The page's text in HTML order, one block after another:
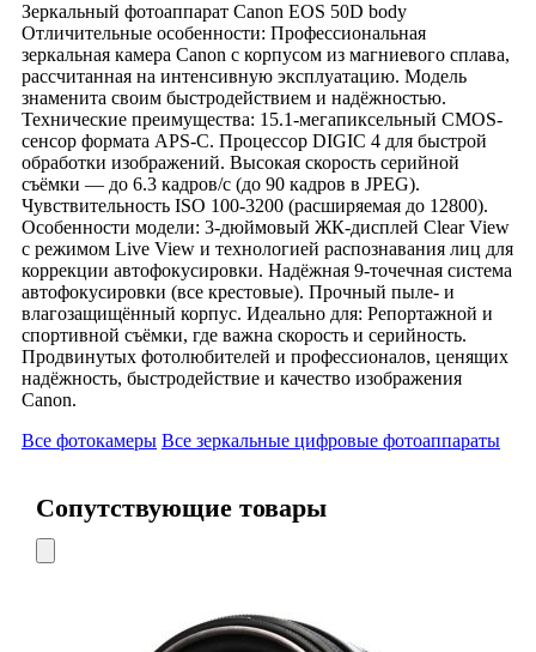
Зеркальный фотоаппарат Canon EOS 50D body
Отличительные особенности: Профессиональная
зеркальная камера Canon с корпусом из магниевого сплава,
рассчитанная на интенсивную эксплуатацию. Модель
знаменита своим быстродействием и надёжностью.
Технические преимущества: 15.1-мегапиксельный CMOS-
сенсор формата APS-C. Процессор DIGIC 4 для быстрой
обработки изображений. Высокая скорость серийной
съёмки — до 6.3 кадров/с (до 90 кадров в JPEG).
Чувствительность ISO 100-3200 (расширяемая до 12800).
Особенности модели: 3-дюймовый ЖК-дисплей Clear View
с режимом Live View и технологией распознавания лиц для
коррекции автофокусировки. Надёжная 9-точечная система
автофокусировки (все крестовые). Прочный пыле- и
влагозащищённый корпус. Идеально для: Репортажной и
спортивной съёмки, где важна скорость и серийность.
Продвинутых фотолюбителей и профессионалов, ценящих
надёжность, быстродействие и качество изображения
Canon.
Все фотокамеры Все зеркальные цифровые фотоаппараты
Сопутствующие товары